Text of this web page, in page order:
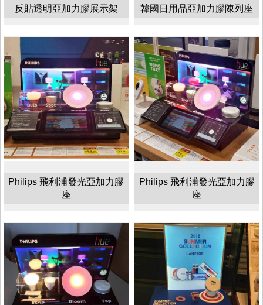
反貼透明亞加力膠展示架 韓國日用品亞加力膠陳列座
Philips 飛利浦發光亞加力膠
座
Philips 飛利浦發光亞加力膠
座